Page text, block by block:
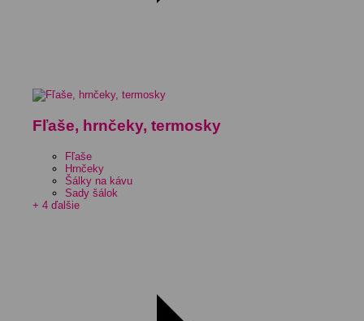
Fľaše, hrnčeky, termosky
Fľaše
Hrnčeky
Šálky na kávu
Sady šálok
+ 4 ďalšie